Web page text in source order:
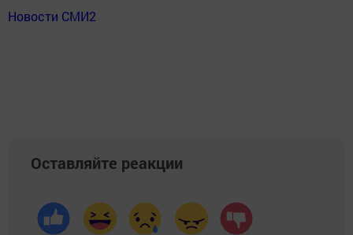
Новости СМИ2
Оставляйте реакции